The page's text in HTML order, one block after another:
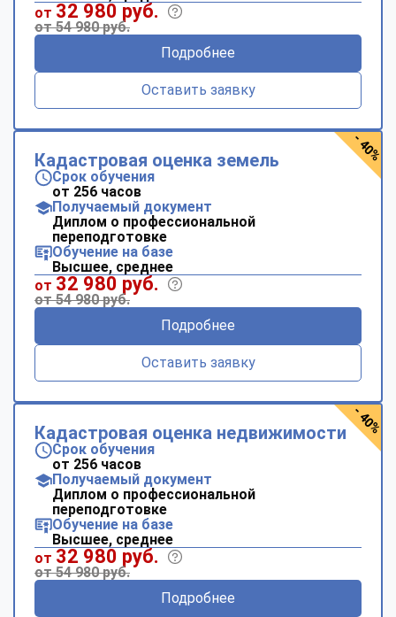
от 32 980 руб.
от 54 980 руб.
Подробнее
Оставить заявку
Кадастровая оценка земель
Срок обучения
от 256 часов
Получаемый документ
Диплом о профессиональной
переподготовке
Обучение на базе
Высшее, среднее
от 32 980 руб.
от 54 980 руб.
Подробнее
Оставить заявку
- 40%
Кадастровая оценка недвижимости
Срок обучения
от 256 часов
Получаемый документ
Диплом о профессиональной
переподготовке
Обучение на базе
Высшее, среднее
от 32 980 руб.
от 54 980 руб.
Подробнее
- 40%